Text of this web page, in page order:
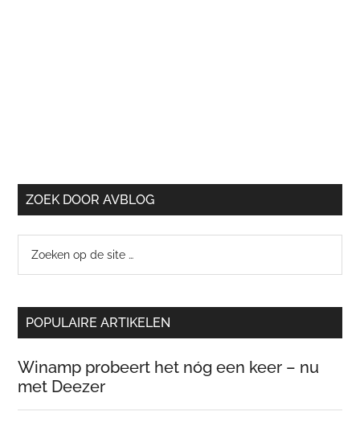
ZOEK DOOR AVBLOG
site
POPULAIRE ARTIKELEN
Winamp probeert het nóg een keer – nu
met Deezer